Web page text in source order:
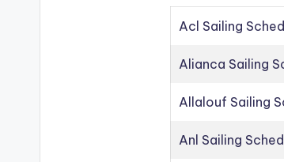
Acl Sailing
Alianca Sailing
Allalouf Sailing
Anl Sailing